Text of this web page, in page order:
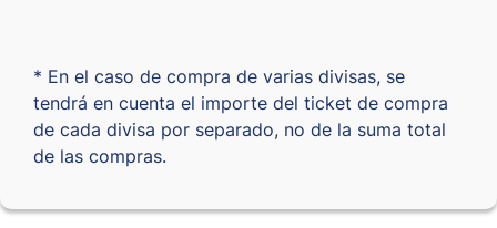
* En el caso de compra de varias divisas, se
tendrá en cuenta el importe del ticket de compra
de cada divisa por separado, no de la suma total
de las compras.